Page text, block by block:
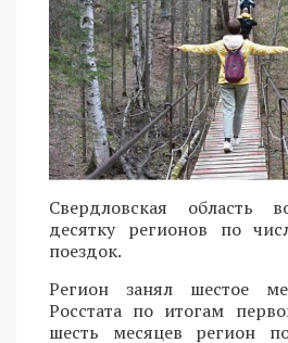
Свердловская область
десятку регионов по
поездок.
Регион занял шестое
Росстата по итогам
шесть месяцев регион